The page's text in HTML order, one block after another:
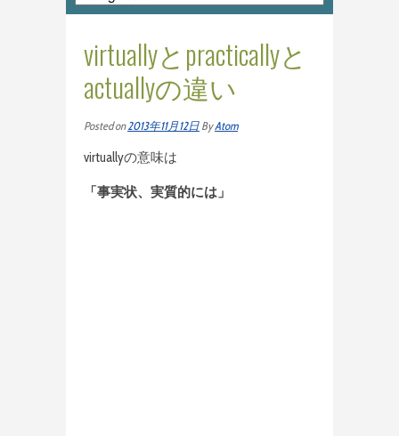
virtuallyとpracticallyと
actuallyの違い
Posted on2013年11月12日 ByAtom
virtuallyの意味は
「事実状、実質的には」